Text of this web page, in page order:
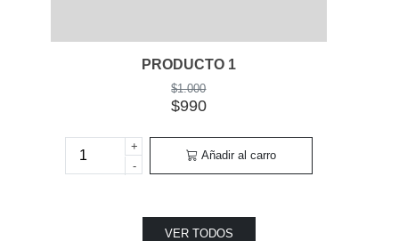
PRODUCTO 1
$1.000
$990
+
-
Añadir al carro
VER TODOS